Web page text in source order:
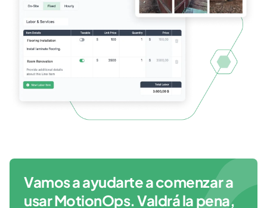
Vamos a ayudarte a comenzar a
usar MotionOps. Valdrá la pena,